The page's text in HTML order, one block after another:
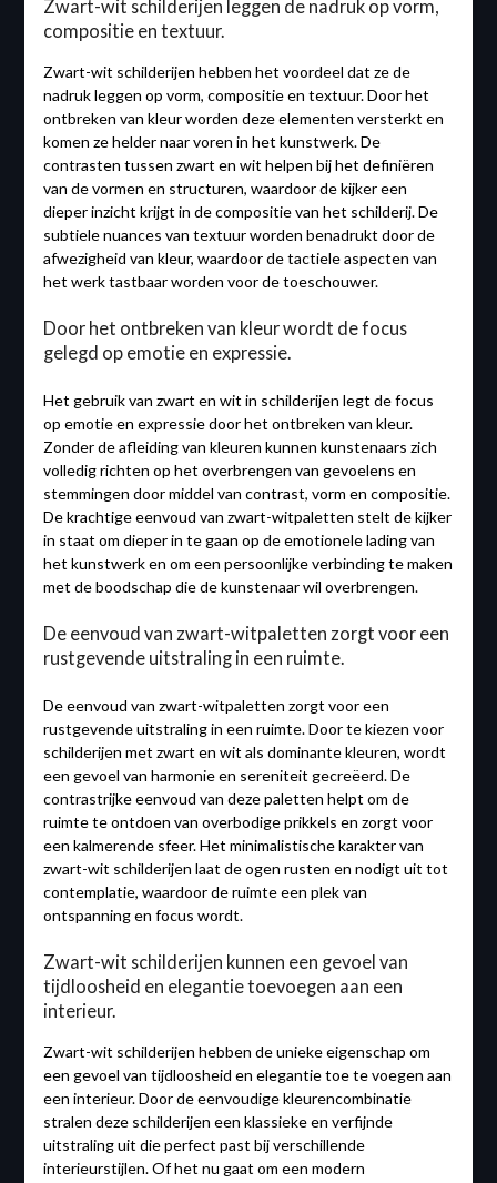
Zwart-wit schilderijen leggen de nadruk op vorm,
compositie en textuur.
Zwart-wit schilderijen hebben het voordeel dat ze de
nadruk leggen op vorm, compositie en textuur. Door het
ontbreken van kleur worden deze elementen versterkt en
komen ze helder naar voren in het kunstwerk. De
contrasten tussen zwart en wit helpen bij het definiëren
van de vormen en structuren, waardoor de kijker een
dieper inzicht krijgt in de compositie van het schilderij. De
subtiele nuances van textuur worden benadrukt door de
afwezigheid van kleur, waardoor de tactiele aspecten van
het werk tastbaar worden voor de toeschouwer.
Door het ontbreken van kleur wordt de focus
gelegd op emotie en expressie.
Het gebruik van zwart en wit in schilderijen legt de focus
op emotie en expressie door het ontbreken van kleur.
Zonder de afleiding van kleuren kunnen kunstenaars zich
volledig richten op het overbrengen van gevoelens en
stemmingen door middel van contrast, vorm en compositie.
De krachtige eenvoud van zwart-witpaletten stelt de kijker
in staat om dieper in te gaan op de emotionele lading van
het kunstwerk en om een persoonlijke verbinding te maken
met de boodschap die de kunstenaar wil overbrengen.
De eenvoud van zwart-witpaletten zorgt voor een
rustgevende uitstraling in een ruimte.
De eenvoud van zwart-witpaletten zorgt voor een
rustgevende uitstraling in een ruimte. Door te kiezen voor
schilderijen met zwart en wit als dominante kleuren, wordt
een gevoel van harmonie en sereniteit gecreëerd. De
contrastrijke eenvoud van deze paletten helpt om de
ruimte te ontdoen van overbodige prikkels en zorgt voor
een kalmerende sfeer. Het minimalistische karakter van
zwart-wit schilderijen laat de ogen rusten en nodigt uit tot
contemplatie, waardoor de ruimte een plek van
ontspanning en focus wordt.
Zwart-wit schilderijen kunnen een gevoel van
tijdloosheid en elegantie toevoegen aan een
interieur.
Zwart-wit schilderijen hebben de unieke eigenschap om
een gevoel van tijdloosheid en elegantie toe te voegen aan
een interieur. Door de eenvoudige kleurencombinatie
stralen deze schilderijen een klassieke en verfijnde
uitstraling uit die perfect past bij verschillende
interieurstijlen. Of het nu gaat om een modern